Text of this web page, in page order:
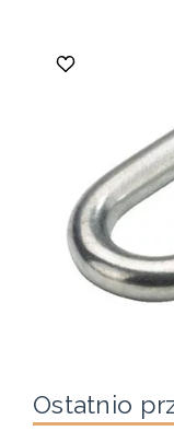
Ostatnio